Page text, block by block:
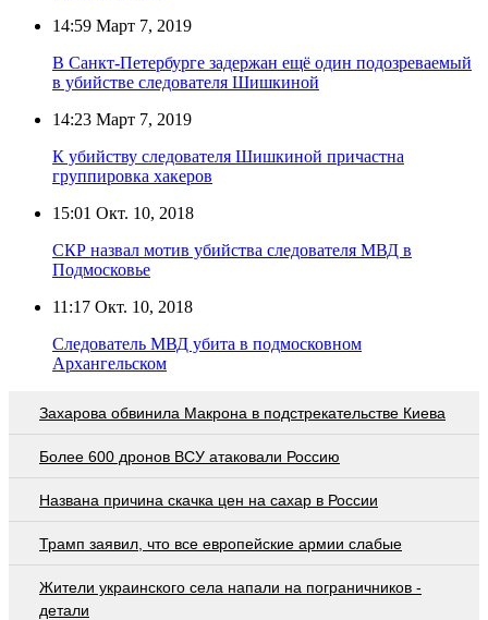
14:59 Март 7, 2019
В Санкт-Петербурге задержан ещё один подозреваемый
в убийстве следователя Шишкиной
14:23 Март 7, 2019
К убийству следователя Шишкиной причастна
группировка хакеров
15:01 Окт. 10, 2018
СКР назвал мотив убийства следователя МВД в
Подмосковье
11:17 Окт. 10, 2018
Следователь МВД убита в подмосковном
Архангельском
Захарова обвинила Макрона в подстрекательстве Киева
Более 600 дронов ВСУ атаковали Россию
Названа причина скачка цен на сахар в России
Трамп заявил, что все европейские армии слабые
Жители украинского села напали на пограничников -
детали